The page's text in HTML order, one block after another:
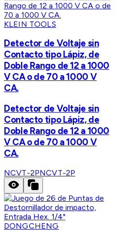
KLEIN TOOLS
Detector de Voltaje sin
Contacto tipo Lápiz, de
Doble Rango de 12 a 1000
V CA o de 70 a 1000 V
CA.
Detector de Voltaje sin
Contacto tipo Lápiz, de
Doble Rango de 12 a 1000
V CA o de 70 a 1000 V
CA.
NCVT-2PNCVT-2P
DONGCHENG